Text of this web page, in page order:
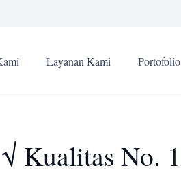
Layanan Kami Portofolio
Kualitas No. 1